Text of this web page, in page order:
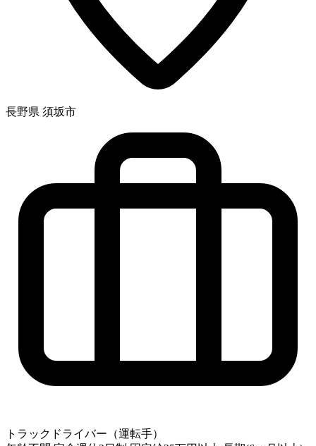
長野県 須坂市
トラックドライバー（運転手）